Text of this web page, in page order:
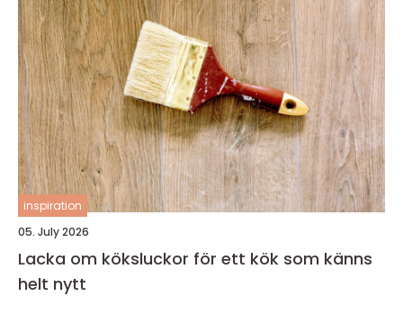
inspiration
05. July 2026
Lacka om köksluckor för ett kök som känns
helt nytt